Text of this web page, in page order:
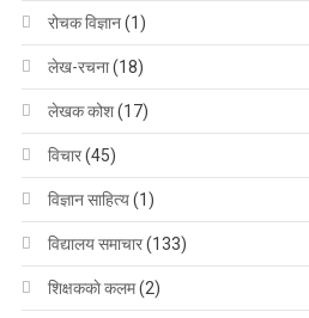
रोचक विज्ञान(1)
लेख-रचना(18)
लेखक कोश(17)
विचार(45)
विज्ञान साहित्य(1)
विद्यालय समाचार(133)
शिक्षककाे कलम(2)